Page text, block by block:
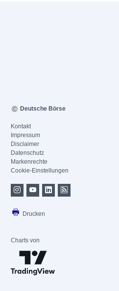
Deutsche Börse
Kontakt
Impressum
Disclaimer
Datenschutz
Markenrechte
Cookie-Einstellungen
Drucken
Charts von